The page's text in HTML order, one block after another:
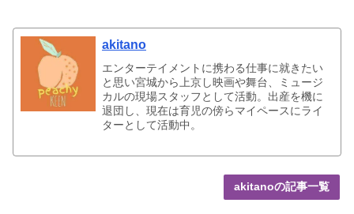
akitano
エンターテイメントに携わる仕事に就きたい
と思い宮城から上京し映画や舞台、ミュージ
カルの現場スタッフとして活動。出産を機に
退団し、現在は育児の傍らマイペースにライ
ターとして活動中。
akitanoの記事一覧